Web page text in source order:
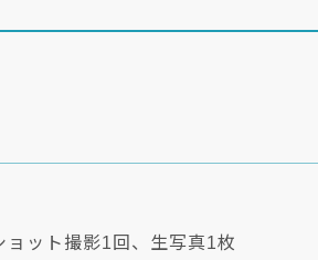
ット撮影1回、生写真1枚